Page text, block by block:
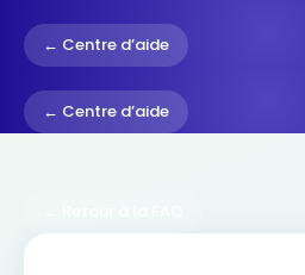
← Centre d’aide
← Centre d’aide